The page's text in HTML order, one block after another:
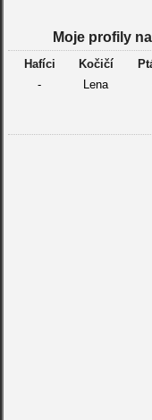
Moje profily
Hafíci Kočičí
-
Lena